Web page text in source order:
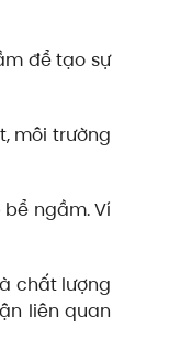
để tạo sự
môi trường
ngầm. Ví
chất lượng
liên quan